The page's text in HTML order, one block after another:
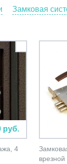
Замковая
руб.
4